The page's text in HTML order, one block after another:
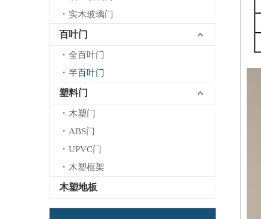
实木玻璃门
百叶门
全百叶门
半百叶门
塑料门
木塑门
ABS门
UPVC门
木塑框架
木塑地板